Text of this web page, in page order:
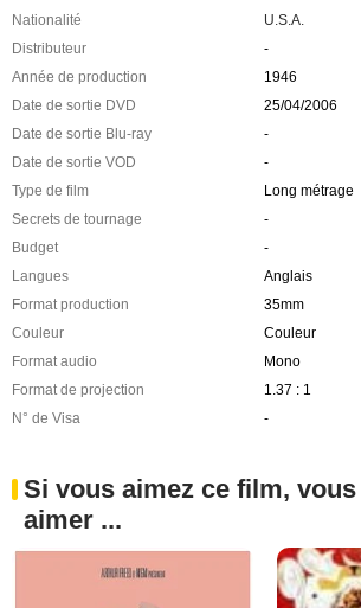
Nationalité
U.S.A.
Distributeur
-
Année de production
1946
Date de sortie DVD
25/04/2006
Date de sortie Blu-ray
-
Date de sortie VOD
-
Type de film
Long métrage
Secrets de tournage
-
Budget
-
Langues
Anglais
Format production
35mm
Couleur
Couleur
Format audio
Mono
Format de projection
1.37 : 1
N° de Visa
-
Si vous aimez ce film,
aimer ...